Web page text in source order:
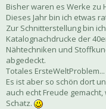
Bisher waren es Werke zu
Dieses Jahr bin ich etwas
Zur Schnitterstellung bin
Katalognachdrucke der
Nähtechniken und
abgedeckt.
Totales ErsteWeltProblem...
Es ist aber so schön dort
auch echt Freude
Schatz.